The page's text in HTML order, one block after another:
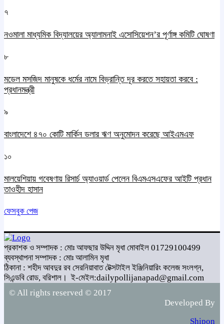
৭
নওমালা মাধ্যমিক বিদ্যালয়ের অ্যালামনাই এসোসিয়েশন’র পূর্ণাঙ্গ কমিটি ঘোষণা
৮
মডেল মসজিদ মানুষকে ধর্মের নামে বিভ্রান্তি দূর করতে সহায়তা করবে :
প্রধানমন্ত্রী
৯
বাংলাদেশে ৪৭০ কোটি মার্কিন ডলার ঋণ অনুমোদন করেছে আইএমএফ
১০
মালয়েশিয়ায় গবেষণায় রিসার্চ অ্যাওয়ার্ড পেলেন বিএমএসএফের আইটি প্রধান
তাওহীদ হাসান
ফেসবুক পেজ
প্রকাশক ও সম্পাদক : মোঃ আফছার উদ্দিন মৃধা মোবাইল 01729100499
ব্যবস্থাপনা সম্পাদক : মোঃ আলামিন মৃধা
ঠিকানা : শহীদ আবদুর রব সেরনিয়াবাত টেক্সটাইল ইঞ্জিনিয়ারিং কলেজ সংলগ্ন,
সিএন্ডবি রোড, বরিশাল। ই-মেইল:dailypollijanapad@gmail.com
© All rights reserved © 2017
Developed By
Shipon